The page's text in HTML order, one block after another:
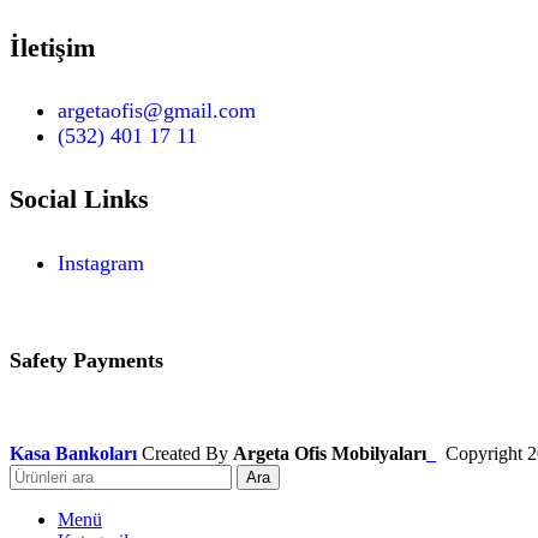
İletişim
argetaofis@gmail.com
(532) 401 17 11
Social Links
Instagram
Safety Payments
Kasa Bankoları Created By Argeta Ofis Mobilyaları Copyright
Ara
Menü